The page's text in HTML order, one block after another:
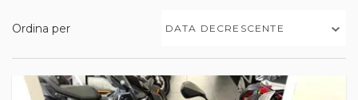
Ordina per DATA DECRESCENTE